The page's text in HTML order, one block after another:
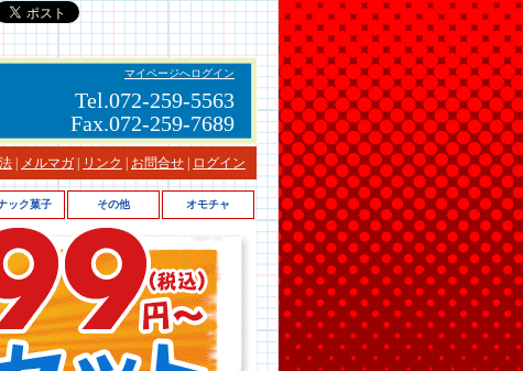
マイページへログイン
Tel.072-259-5563
Fax.072-259-7689
メルマガ リンク お問合せ ログイン